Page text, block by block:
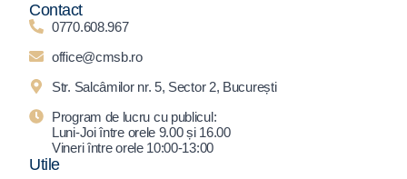
Contact
0770.608.967
office@cmsb.ro
Str. Salcâmilor nr. 5, Sector 2, București
Program de lucru cu publicul:
Luni-Joi între orele 9.00 și 16.00
Vineri între orele 10:00-13:00
Utile